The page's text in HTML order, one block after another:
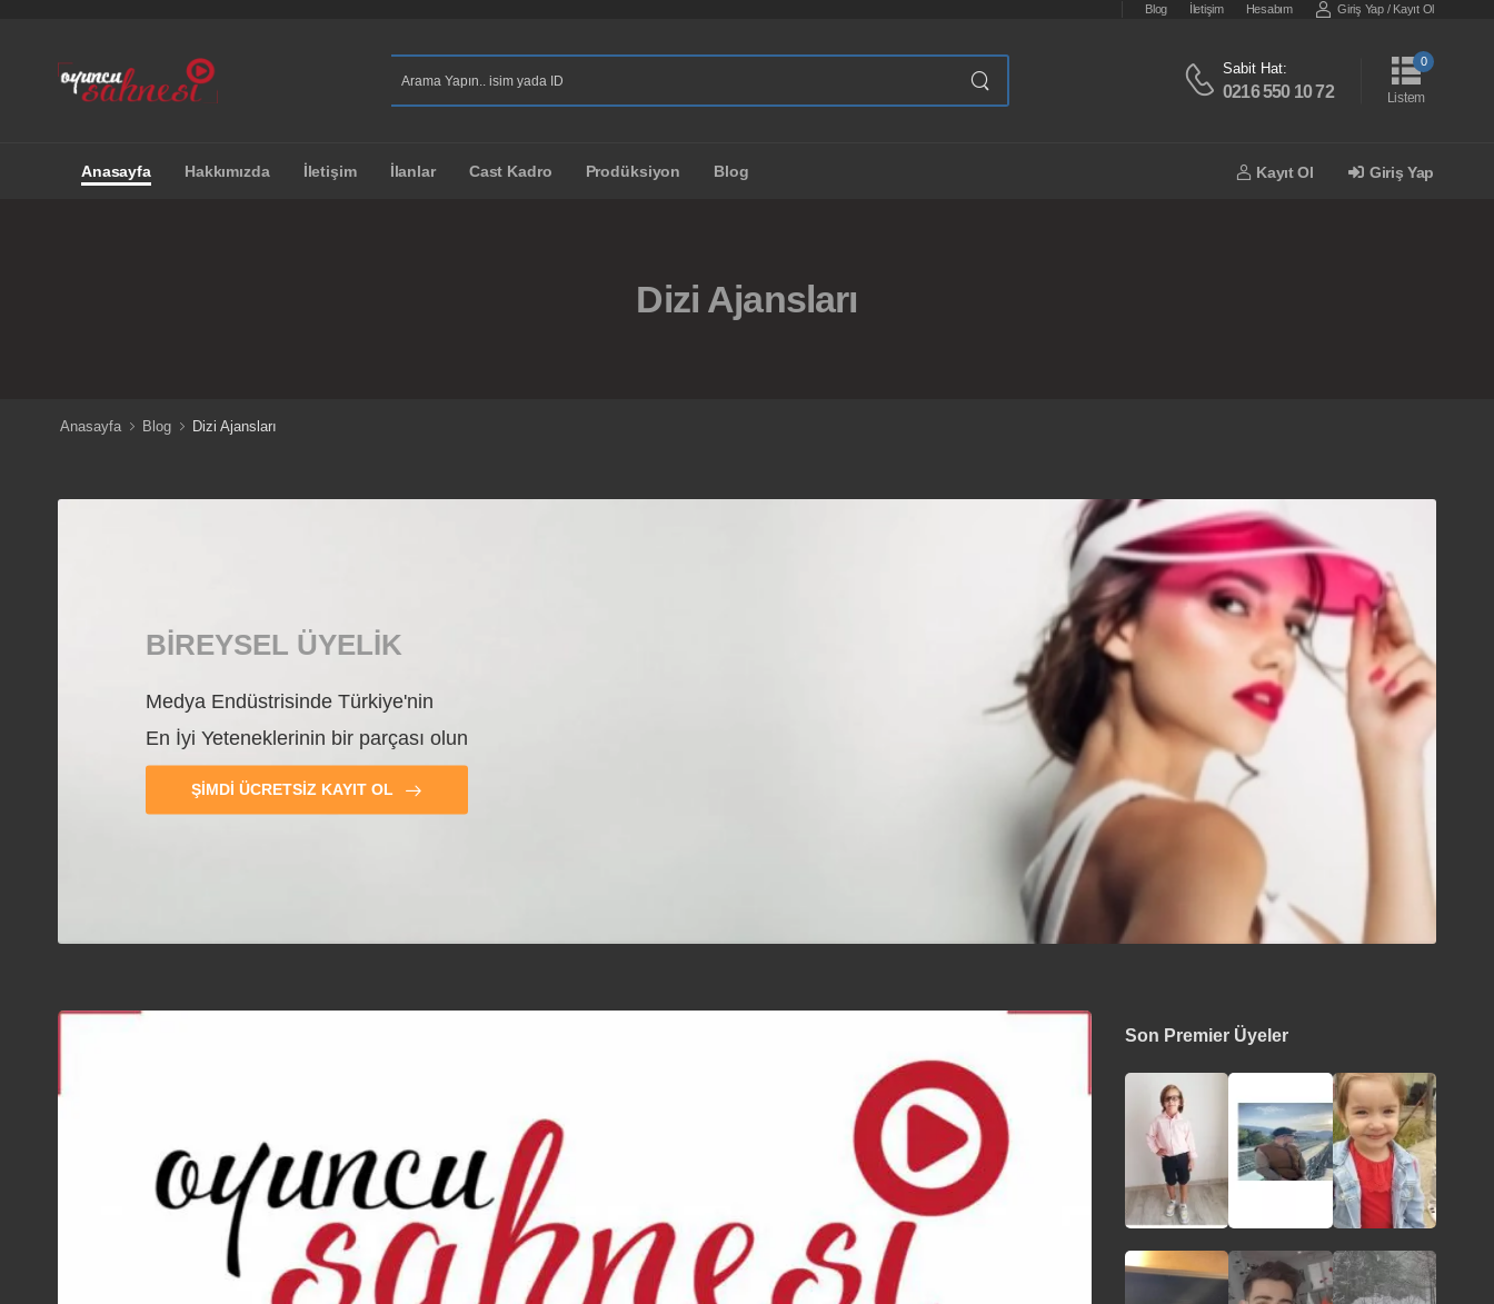
Blog İletişim Hesabım Giriş Yap / Kayıt Ol
Sabit Hat:
0216 550 10 72
0
Listem
Anasayfa Hakkımızda İletişim İlanlar Cast Kadro Prodüksiyon Blog Kayıt Ol Giriş Yap
Dizi Ajansları
Anasayfa Blog Dizi Ajansları
BIREYSEL ÜYELIK
Medya Endüstrisinde Türkiye'nin
En İyi Yeteneklerinin bir parçası olun
ŞIMDI ÜCRETSIZ KAYIT OL
Son Premier Üyeler